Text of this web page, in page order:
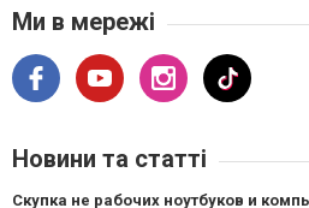
Ми в мережі
Новини та статті